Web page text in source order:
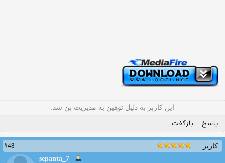
این کاربر به دلیل توهین به مدیریت بن شد.
پاسخ بازگفت
کاربر
#48
sepanta_7